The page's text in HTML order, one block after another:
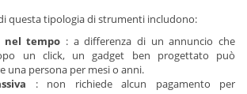
questa tipologia di strumenti includono:
nel tempo : a differenza di un annuncio che
un click, un gadget ben progettato può
una persona per mesi o anni.
: non richiede alcun pagamento per